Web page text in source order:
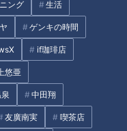
ング 生活
ゲンキの時間
if珈琲店
悠亜
中田翔
友廣南実 喫茶店